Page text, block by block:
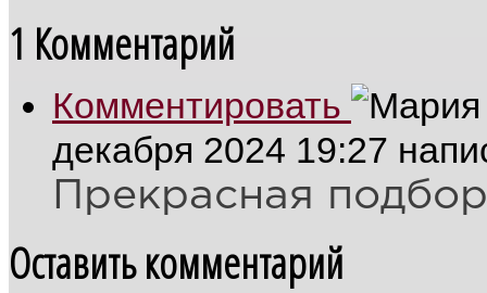
1 Комментарий
Комментировать
декабря 2024 19:27
Прекрасная
Оставить комментарий